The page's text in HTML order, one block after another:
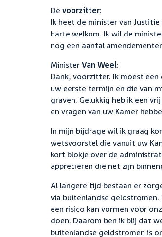
De voorzitter:
Ik heet de minister van
harte welkom. Ik wil de
nog een aantal
Minister Van Weel:
Dank, voorzitter. Ik moest
uw eerste termijn en die van
graven. Gelukkig heb ik een
en vragen van uw Kamer
In mijn bijdrage wil ik graag
wetsvoorstel die vanuit uw
kort blokje over de
appreciëren die net zijn
Al langere tijd bestaan er
via buitenlandse
een risico kan vormen voor
doen. Daarom ben ik blij dat
buitenlandse geldstromen is